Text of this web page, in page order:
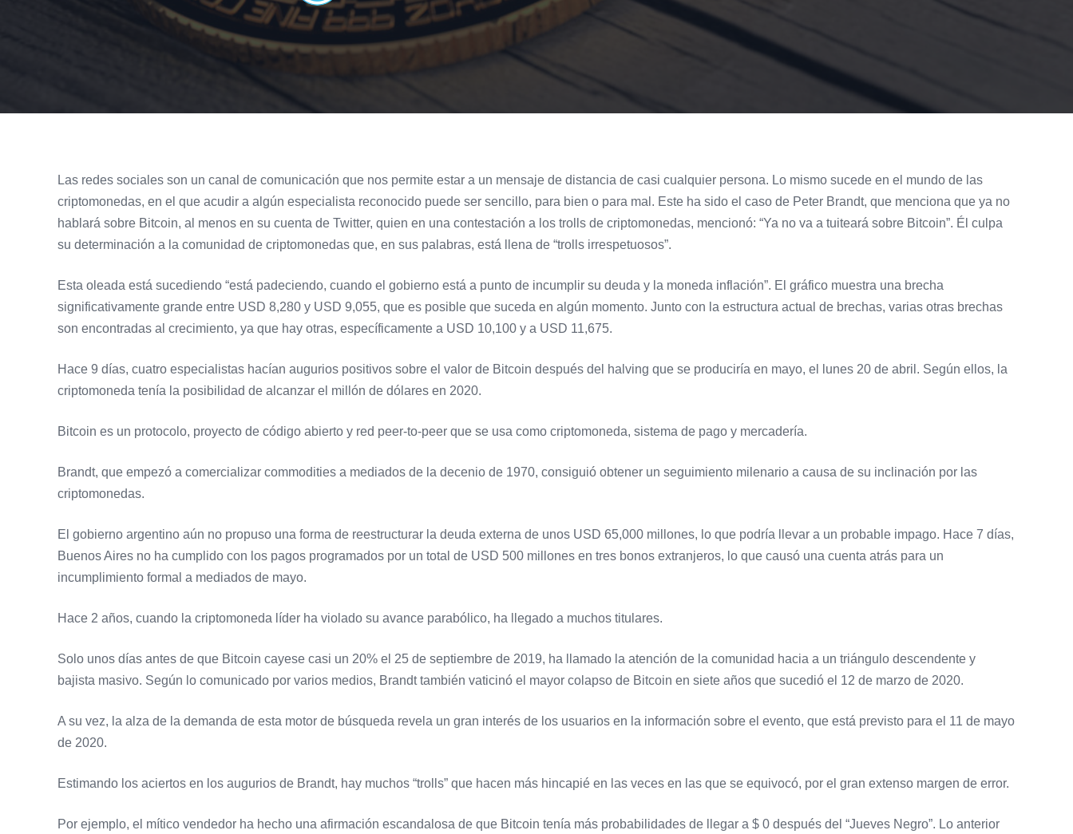
Las redes sociales son un canal de comunicación que nos permite estar a un mensaje de distancia de casi cualquier persona. Lo mismo sucede en el mundo de las
criptomonedas, en el que acudir a algún especialista reconocido puede ser sencillo, para bien o para mal. Este ha sido el caso de Peter Brandt, que menciona que ya no
hablará sobre Bitcoin, al menos en su cuenta de Twitter, quien en una contestación a los trolls de criptomonedas, mencionó: “Ya no va a tuiteará sobre Bitcoin”. Él culpa
su determinación a la comunidad de criptomonedas que, en sus palabras, está llena de “trolls irrespetuosos”.
Esta oleada está sucediendo “está padeciendo, cuando el gobierno está a punto de incumplir su deuda y la moneda inflación”. El gráfico muestra una brecha
significativamente grande entre USD 8,280 y USD 9,055, que es posible que suceda en algún momento. Junto con la estructura actual de brechas, varias otras brechas
son encontradas al crecimiento, ya que hay otras, específicamente a USD 10,100 y a USD 11,675.
Hace 9 días, cuatro especialistas hacían augurios positivos sobre el valor de Bitcoin después del halving que se produciría en mayo, el lunes 20 de abril. Según ellos, la
criptomoneda tenía la posibilidad de alcanzar el millón de dólares en 2020.
Bitcoin es un protocolo, proyecto de código abierto y red peer-to-peer que se usa como criptomoneda, sistema de pago y mercadería.
Brandt, que empezó a comercializar commodities a mediados de la decenio de 1970, consiguió obtener un seguimiento milenario a causa de su inclinación por las
criptomonedas.
El gobierno argentino aún no propuso una forma de reestructurar la deuda externa de unos USD 65,000 millones, lo que podría llevar a un probable impago. Hace 7 días,
Buenos Aires no ha cumplido con los pagos programados por un total de USD 500 millones en tres bonos extranjeros, lo que causó una cuenta atrás para un
incumplimiento formal a mediados de mayo.
Hace 2 años, cuando la criptomoneda líder ha violado su avance parabólico, ha llegado a muchos titulares.
Solo unos días antes de que Bitcoin cayese casi un 20% el 25 de septiembre de 2019, ha llamado la atención de la comunidad hacia a un triángulo descendente y
bajista masivo. Según lo comunicado por varios medios, Brandt también vaticinó el mayor colapso de Bitcoin en siete años que sucedió el 12 de marzo de 2020.
A su vez, la alza de la demanda de esta motor de búsqueda revela un gran interés de los usuarios en la información sobre el evento, que está previsto para el 11 de mayo
de 2020.
Estimando los aciertos en los augurios de Brandt, hay muchos “trolls” que hacen más hincapié en las veces en las que se equivocó, por el gran extenso margen de error.
Por ejemplo, el mítico vendedor ha hecho una afirmación escandalosa de que Bitcoin tenía más probabilidades de llegar a $ 0 después del “Jueves Negro”. Lo anterior